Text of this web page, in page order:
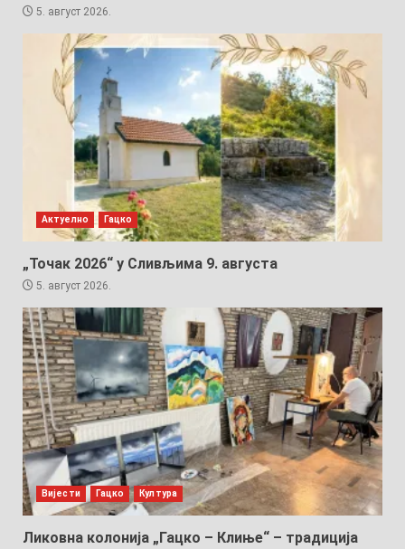
5. август 2026.
Актуелно Гацко
„Точак 2026“ у Сливљима 9. августа
5. август 2026.
Вијести Гацко Култура
Ликовна колонија „Гацко – Клиње“ – традиција